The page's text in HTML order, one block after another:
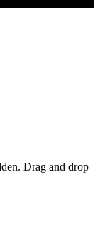
Drag and drop